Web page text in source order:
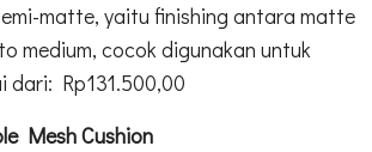
matte, yaitu finishing antara matte
medium, cocok digunakan untuk
dari: Rp131.500,00
Mesh Cushion